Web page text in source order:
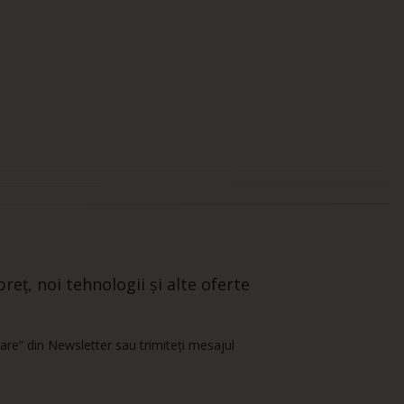
noi tehnologii și alte oferte
din Newsletter sau trimiteți mesajul